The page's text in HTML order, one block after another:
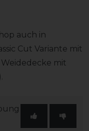
auch in
Cut Variante mit
mit